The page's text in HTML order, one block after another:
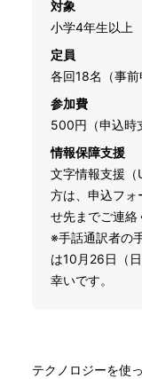
対象
小学4年生以上
定員
各回18名（事前
参加費
500円（申込時
情報保障支援
文字情報支援（
方は、申込フォ
せ先までご連絡
※手話通訳者の
は10月26日（
幸いです。
テクノロジーを使